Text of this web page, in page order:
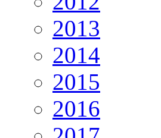
2013
2014
2015
2016